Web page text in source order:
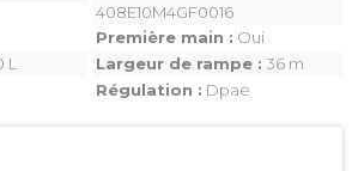
COMPTE
408E10M4GF0016
Première main
Oui
Largeur de rampe
36 m
Régulation Dpae